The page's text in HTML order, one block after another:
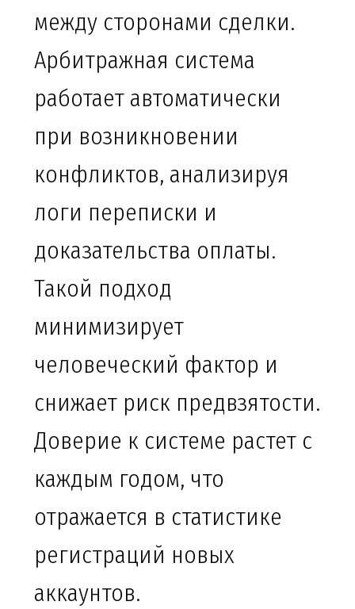
между сторонами сделки.
Арбитражная система
работает автоматически
при возникновении
конфликтов, анализируя
логи переписки и
доказательства оплаты.
Такой подход
минимизирует
человеческий фактор и
снижает риск предвзятости.
Доверие к системе растет с
каждым годом, что
отражается в статистике
регистраций новых
аккаунтов.